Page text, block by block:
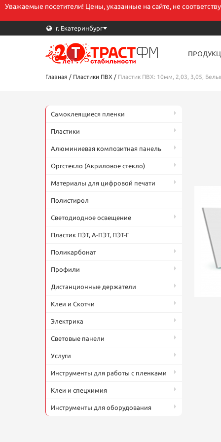
Уважаемые посетители! Цены, указанные на сайте, не
г. Екатеринбург
Главная / Пластики ПВХ / Пластик ПВХ: 10мм, 2,03, 3,05,
Самоклеящиеся пленки
Пластики
Алюминиевая композитная панель
Оргстекло (Акриловое стекло)
Материалы для цифровой печати
Полистирол
Светодиодное освещение
Пластик ПЭТ, А-ПЭТ, ПЭТ-Г
Поликарбонат
Профили
Дистанционные держатели
Клеи и Скотчи
Электрика
Световые панели
Услуги
Инструменты для работы с пленками
Клеи и спецхимия
Инструменты для оборудования